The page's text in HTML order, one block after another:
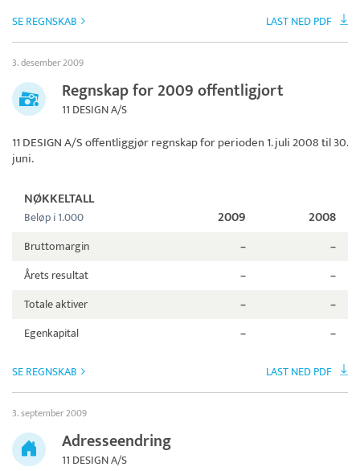
SE REGNSKAB LAST NED PDF
3. desember 2009
Regnskap for 2009 offentligjort
11 DESIGN A/S
11 DESIGN A/Soffentliggjør regnskap for perioden 1. juli 2008 til 30.
juni.
NØKKELTALL
Beløp i 1.000 2009 2008
Bruttomargin –
–
Årets resultat
–
–
Totale aktiver
–
–
Egenkapital
– –
SE REGNSKAB LAST NED PDF
3. september 2009
Adresseendring
11 DESIGN A/S